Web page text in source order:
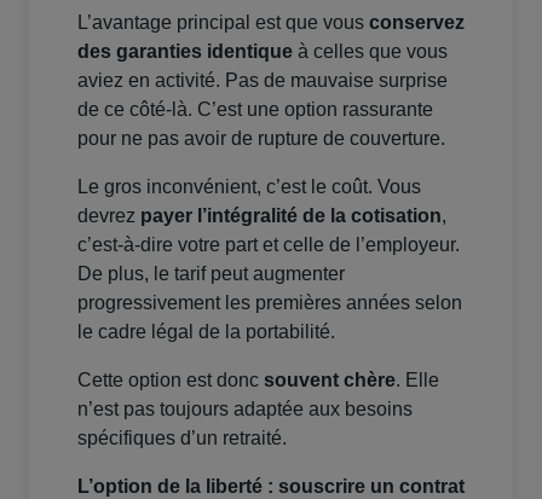
L’avantage principal est que vous conservez
des garanties identique à celles que vous
aviez en activité. Pas de mauvaise surprise
de ce côté-là. C’est une option rassurante
pour ne pas avoir de rupture de couverture.
Le gros inconvénient, c’est le coût. Vous
devrez payer l’intégralité de la cotisation,
c’est-à-dire votre part et celle de l’employeur.
De plus, le tarif peut augmenter
progressivement les premières années selon
le cadre légal de la portabilité.
Cette option est donc souvent chère. Elle
n’est pas toujours adaptée aux besoins
spécifiques d’un retraité.
L’option de la liberté : souscrire un contrat